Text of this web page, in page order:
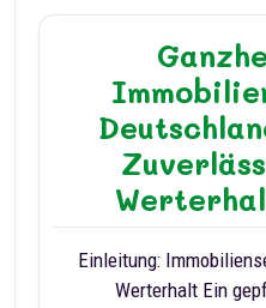
Einleitung:
Werterhalt Ein